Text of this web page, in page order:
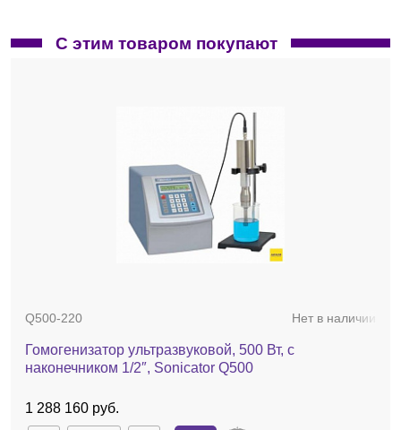
С этим товаром покупают
Q500-220 Нет в наличии
Гомогенизатор ультразвуковой, 500 Вт, с
наконечником 1/2″, Sonicator Q500
1 288 160 руб.